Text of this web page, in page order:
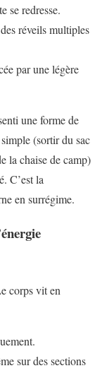
se redresse.
réveils multiples
par une légère
une forme de
(sortir du sac
la chaise de camp)
C’est la
en surrégime.
corps vit en
sur des sections